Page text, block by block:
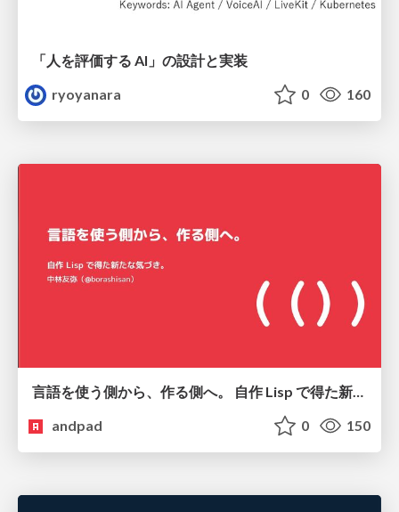
「人を評価する AI」の 設計と実装
ryoyanara
0 160
言語を使う側から、作る側へ。 自作 Lisp で得た新たな気づき。
andpad
0 150